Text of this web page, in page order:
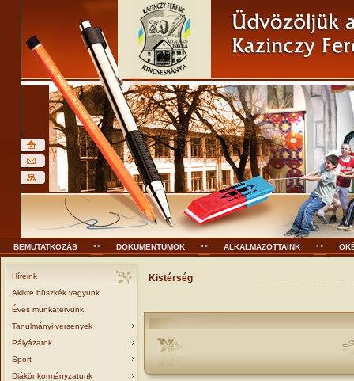
BEMUTATKOZÁS DOKUMENTUMOK ALKALMAZOTTAINK
Híreink
Akikre büszkék vagyunk
Éves munkatervünk
Tanulmányi versenyek
Pályázatok
Sport
Diákönkormányzatunk
Kistérség